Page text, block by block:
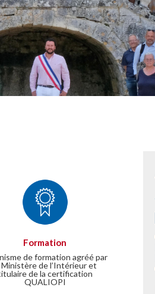
Formation
de formation agréé par
Ministère de l’Intérieur et
de la certification
QUALIOPI